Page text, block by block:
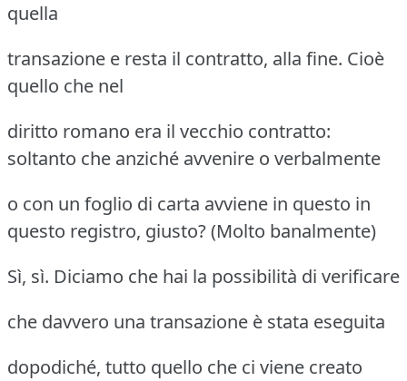
quella
transazione e resta il contratto, alla fine. Cioè
quello che nel
diritto romano era il vecchio contratto:
soltanto che anziché avvenire o verbalmente
o con un foglio di carta avviene in questo in
questo registro, giusto? (Molto banalmente)
Sì, sì. Diciamo che hai la possibilità di verificare
che davvero una transazione è stata eseguita
dopodiché, tutto quello che ci viene creato